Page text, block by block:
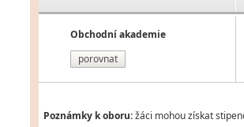
Obchodní akademie
porovnat
Poznámky k oboru:žáci mohou získat